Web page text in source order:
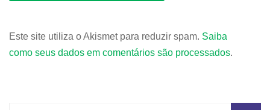
Este site utiliza o Akismet para reduzir spam. Saiba
como seus dados em comentários são processados.